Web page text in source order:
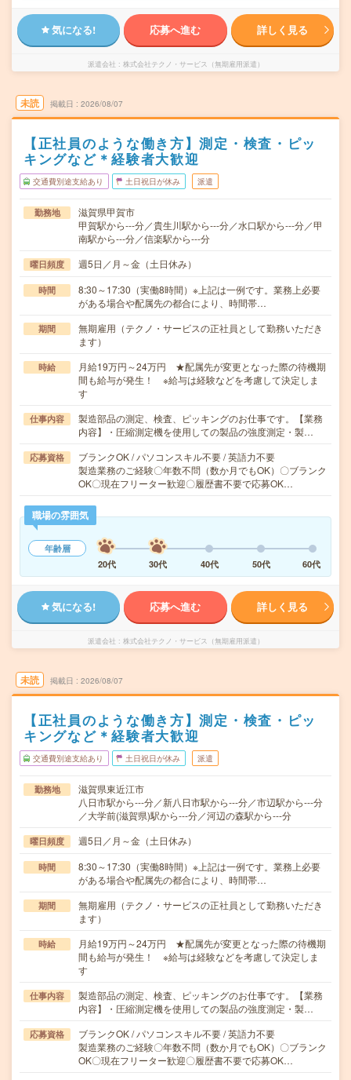
気になる! 応募へ進む 詳しく見る
派遣会社 株式会社テクノ・サービス（無期雇用派遣）
未読 掲載日 2026/08/07
【正社員のような働き方】測定・検査・ピッ
キングなど＊経験者大歓迎
交通費別途支給あり 土日祝日が休み 派遣
勤務地
滋賀県甲賀市
甲賀駅から---分／貴生川駅から---分／水口駅から---分／甲
南駅から---分／信楽駅から---分
曜日頻度 週5日／月～金（土日休み）
時間
8:30～17:30（実働8時間）※上記は一例です。業務上必要
がある場合や配属先の都合により、時間帯…
期間
無期雇用（テクノ・サービスの正社員として勤務いただき
ます）
時給
月給19万円～24万円 ★配属先が変更となった際の待機期
間も給与が発生！ ※給与は経験などを考慮して決定しま
す
仕事内容
製造部品の測定、検査、ピッキングのお仕事です。【業務
内容】・圧縮測定機を使用しての製品の強度測定・製…
応募資格
ブランクOK / パソコンスキル不要 / 英語力不要
製造業務のご経験〇年数不問（数か月でもOK）〇ブランク
OK〇現在フリーター歓迎〇履歴書不要で応募OK…
職場の雰囲気
年齢層
20代
30代 40代 50代 60代
気になる! 応募へ進む 詳しく見る
派遣会社 株式会社テクノ・サービス（無期雇用派遣）
未読 掲載日 2026/08/07
【正社員のような働き方】測定・検査・ピッ
キングなど＊経験者大歓迎
交通費別途支給あり 土日祝日が休み 派遣
勤務地
滋賀県東近江市
八日市駅から---分／新八日市駅から---分／市辺駅から---分
／大学前(滋賀県)駅から---分／河辺の森駅から---分
曜日頻度 週5日／月～金（土日休み）
時間
8:30～17:30（実働8時間）※上記は一例です。業務上必要
がある場合や配属先の都合により、時間帯…
期間
無期雇用（テクノ・サービスの正社員として勤務いただき
ます）
時給
月給19万円～24万円 ★配属先が変更となった際の待機期
間も給与が発生！ ※給与は経験などを考慮して決定しま
す
仕事内容
製造部品の測定、検査、ピッキングのお仕事です。【業務
内容】・圧縮測定機を使用しての製品の強度測定・製…
応募資格
ブランクOK / パソコンスキル不要 / 英語力不要
製造業務のご経験〇年数不問（数か月でもOK）〇ブランク
OK〇現在フリーター歓迎〇履歴書不要で応募OK…